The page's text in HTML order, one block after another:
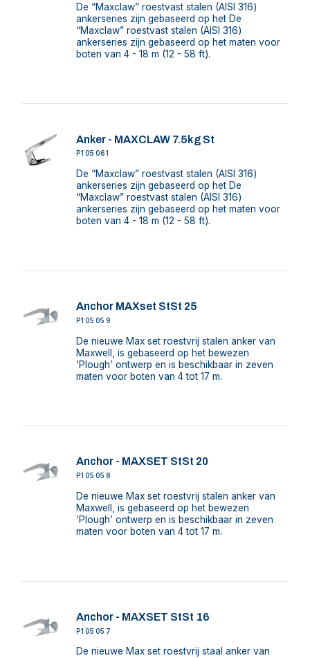
De “Maxclaw” roestvast stalen (AISI 316)
ankerseries zijn gebaseerd op het De
“Maxclaw” roestvast stalen (AISI 316)
ankerseries zijn gebaseerd op het maten voor
boten van 4 - 18 m (12 - 58 ft).
Anker - MAXCLAW 7.5kg St
P105061
De “Maxclaw” roestvast stalen (AISI 316)
ankerseries zijn gebaseerd op het De
“Maxclaw” roestvast stalen (AISI 316)
ankerseries zijn gebaseerd op het maten voor
boten van 4 - 18 m (12 - 58 ft).
Anchor MAXset StSt 25
P105059
De nieuwe Max set roestvrij stalen anker van
Maxwell, is gebaseerd op het bewezen
‘Plough’ ontwerp en is beschikbaar in zeven
maten voor boten van 4 tot 17 m.
Anchor - MAXSET StSt 20
P105058
De nieuwe Max set roestvrij stalen anker van
Maxwell, is gebaseerd op het bewezen
‘Plough’ ontwerp en is beschikbaar in zeven
maten voor boten van 4 tot 17 m.
Anchor - MAXSET StSt 16
P105057
De nieuwe Max set roestvrij staal anker van